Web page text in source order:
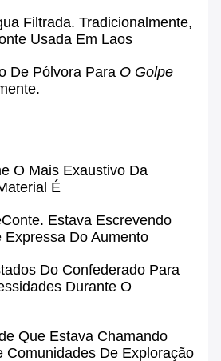
Filtrada. Tradicionalmente,
Usada Em Laos
De Pólvora Para O Golpe
O Mais Exaustivo Da
É
. Estava Escrevendo
Expressa Do Aumento
Do Confederado Para
Durante O
Que Estava Chamando
Comunidades De Exploração